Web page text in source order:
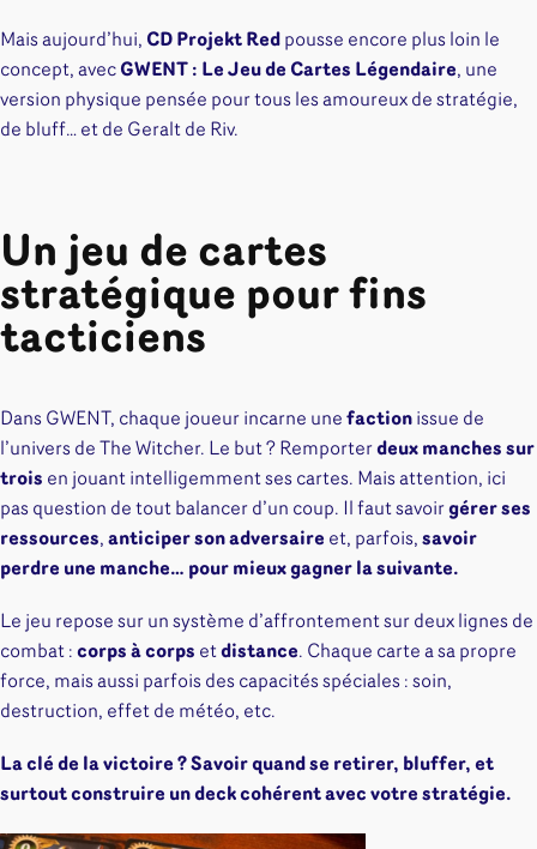
Mais aujourd’hui, CD Projekt Red pousse encore plus loin le
concept, avec GWENT : Le Jeu de Cartes Légendaire, une
version physique pensée pour tous les amoureux de stratégie,
de bluff… et de Geralt de Riv.
Un jeu de cartes
stratégique pour fins
tacticiens
Dans GWENT, chaque joueur incarne une faction issue de
l’univers de The Witcher. Le but ? Remporterdeux manches sur
trois en jouant intelligemment ses cartes. Mais attention, ici
pas question de tout balancer d’un coup. Il faut savoirgérer ses
ressources, anticiper son adversaire et, parfois, savoir
perdre une manche… pour mieux gagner la suivante.
Le jeu repose sur un système d’affrontement sur deux lignes de
combat : corps à corps etdistance. Chaque carte a sa propre
force, mais aussi parfois des capacités spéciales : soin,
destruction, effet de météo, etc.
La clé de la victoire ? Savoir quand se retirer, bluffer, et
surtout construire un deck cohérent avec votre stratégie.